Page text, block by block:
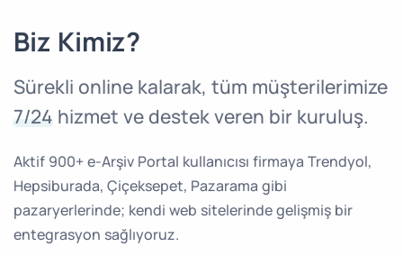
Biz Kimiz?
Sürekli online kalarak, tüm müşterilerimize
7/24 hizmet ve destek veren bir kuruluş.
Aktif 900+ e-Arşiv Portal kullanıcısı firmaya Trendyol,
Hepsiburada, Çiçeksepet, Pazarama gibi
pazaryerlerinde; kendi web sitelerinde gelişmiş bir
entegrasyon sağlıyoruz.